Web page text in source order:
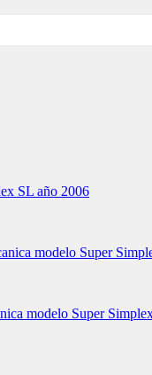
SL año 2006
modelo Super
modelo Super